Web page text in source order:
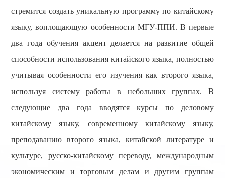
стремится создать уникальную программу по китайскому
языку,воплощающую особенности МГУ-ППИ. В первые
два года обучения акцент делается на развитие общей
способности использования китайского языка, полностью
учитывая особенности его изучения как второго языка,
используя систему работы в небольших группах. В
следующие два года вводятся
курсы по деловому
китайскому языку, современному китайскому языку,
преподаванию второго языка, китайской литературе и
культуре, русско-китайскому переводу, международным
экономическим и торговым делам и другим группам